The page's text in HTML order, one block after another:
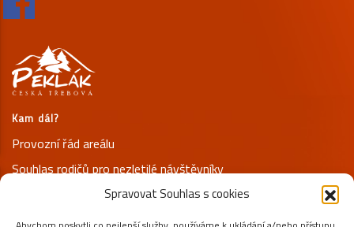
Spravovat Souhlas s cookies
Kam dál?
Provozní řád areálu
Souhlas rodičů pro nezletilé návštěvníky
Prohlášení o ochraně osobních údajů